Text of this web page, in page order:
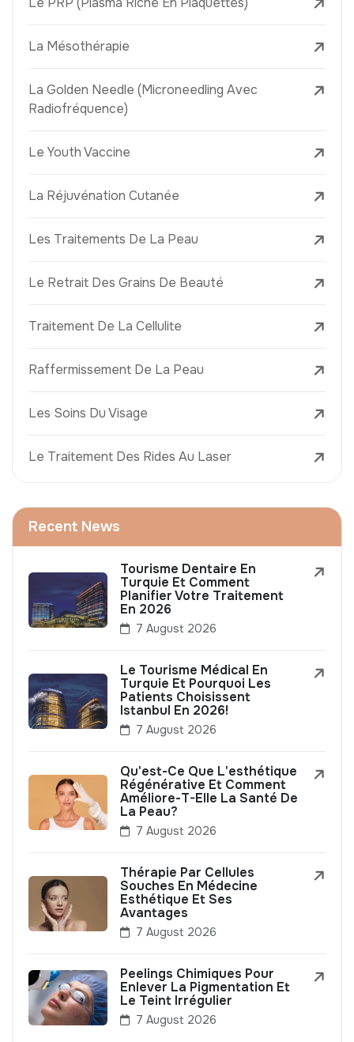
La Mésothérapie
La Golden Needle (Microneedling Avec
Radiofréquence)
Le Youth Vaccine
La Réjuvénation Cutanée
Les Traitements De La Peau
Le Retrait Des Grains De Beauté
Traitement De La Cellulite
Raffermissement De La Peau
Les Soins Du Visage
Le Traitement Des Rides Au Laser
Recent News
Tourisme Dentaire En
Turquie Et Comment
Planifier Votre Traitement
En 2026
7 August 2026
Le Tourisme Médical En
Turquie Et Pourquoi Les
Patients Choisissent
Istanbul En 2026!
7 August 2026
Qu'est-Ce Que L'esthétique
Régénérative Et Comment
Améliore-T-Elle La Santé De
La Peau?
7 August 2026
Thérapie Par Cellules
Souches En Médecine
Esthétique Et Ses
Avantages
7 August 2026
Peelings Chimiques Pour
Enlever La Pigmentation Et
Le Teint Irrégulier
7 August 2026